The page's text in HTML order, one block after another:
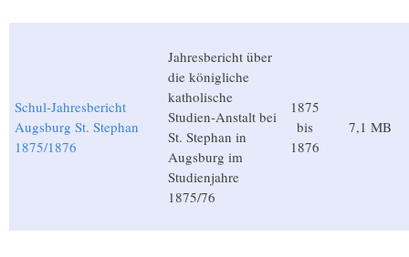
Schul-Jahresbericht
Augsburg St. Stephan
1875/1876
Jahresbericht über
die königliche
katholische
Studien-Anstalt bei
St. Stephan in
Augsburg im
Studienjahre
1875/76
1875
bis
1876
7,1 MB